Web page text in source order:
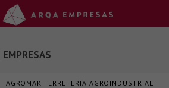
EMPRESAS
AGROMAK FERRETERÍA AGROINDUSTRIAL